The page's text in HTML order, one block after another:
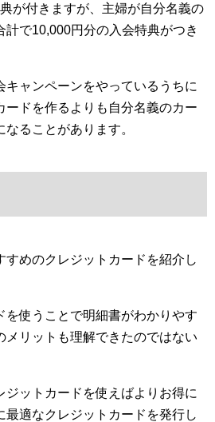
が付きますが、主婦が自分名義の
計で10,000円分の入会特典がつき
キャンペーンをやっているうちに
ードを作るよりも自分名義のカー
ることがあります。
すめのクレジットカードを紹介し
を使うことで明細書がわかりやす
メリットも理解できたのではない
ジットカードを使えばよりお得に
最適なクレジットカードを発行し